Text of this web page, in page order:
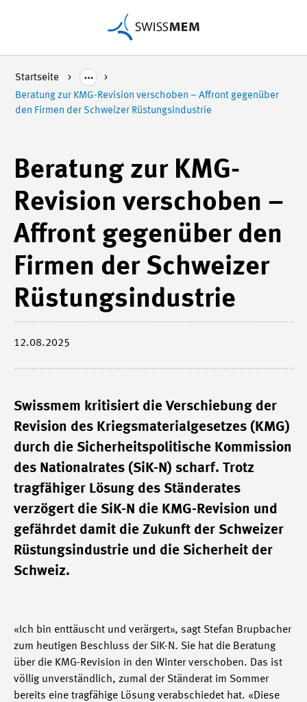
Startseite
Beratung zur KMG-Revision verschoben – Affront gegenüber
den Firmen der Schweizer Rüstungsindustrie
Beratung zur KMG-
Revision verschoben –
Affront gegenüber den
Firmen der Schweizer
Rüstungsindustrie
12.08.2025
Swissmem kritisiert die Verschiebung der
Revision des Kriegsmaterialgesetzes (KMG)
durch die Sicherheitspolitische Kommission
des Nationalrates (SiK-N) scharf. Trotz
tragfähiger Lösung des Ständerates
verzögert die SiK-N die KMG-Revision und
gefährdet damit die Zukunft der Schweizer
Rüstungsindustrie und die Sicherheit der
Schweiz.
«Ich bin enttäuscht und verärgert», sagt Stefan Brupbacher
zum heutigen Beschluss der SiK-N. Sie hat die Beratung
über die KMG-Revision in den Winter verschoben. Das ist
völlig unverständlich, zumal der Ständerat im Sommer
bereits eine tragfähige Lösung verabschiedet hat. «Diese